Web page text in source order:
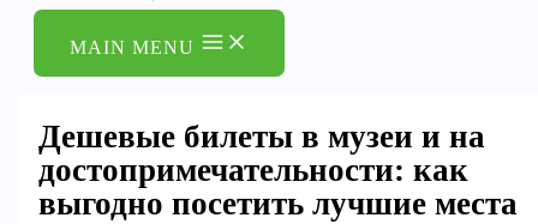
MAIN MENU
Дешевые билеты в музеи и на
достопримечательности: как
выгодно посетить лучшие места